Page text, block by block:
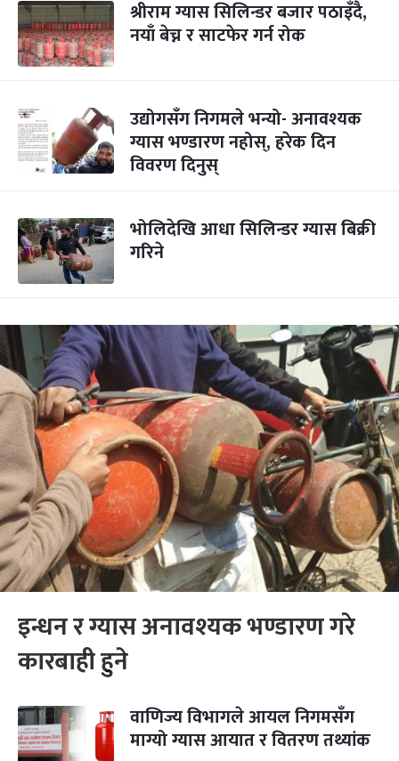
श्रीराम ग्यास सिलिन्डर बजार पठाइँदै,
नयाँ बेच्न र साटफेर गर्न रोक
उद्योगसँग निगमले भन्यो- अनावश्यक
ग्यास भण्डारण नहोस्, हरेक दिन
विवरण दिनुस्
भोलिदेखि आधा सिलिन्डर ग्यास बिक्री
गरिने
इन्धन र ग्यास अनावश्यक भण्डारण गरे
कारबाही हुने
वाणिज्य विभागले आयल निगमसँग
माग्यो ग्यास आयात र वितरण तथ्यांक